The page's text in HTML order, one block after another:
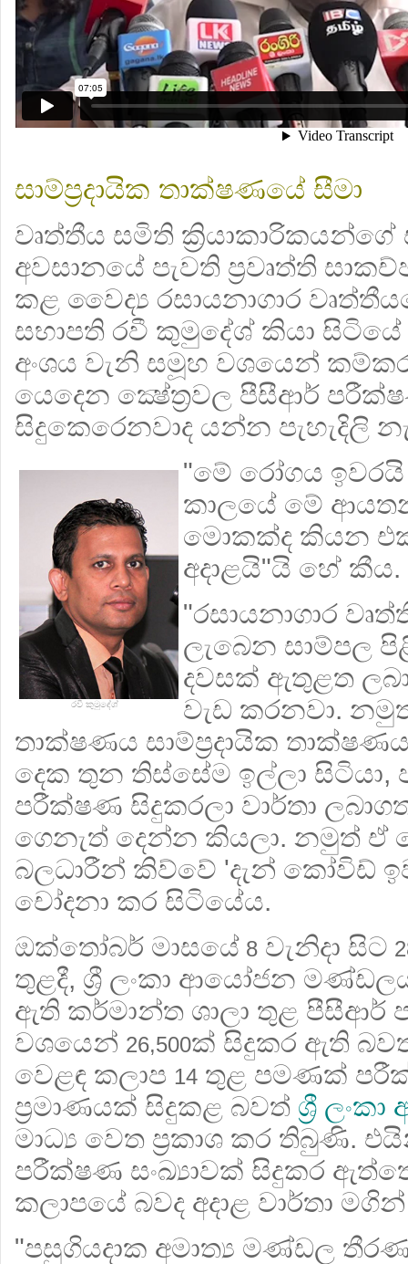
සාම්ප්‍රදායික තාක්ෂණයේ සීමා
වෘත්තීය සමිති ක්‍රියාකාරිකයන්ගේ
අවසානයේ පැවති ප්‍රවෘත්ති
කළ වෛද්‍ය රසායනාගාර
සභාපති රවී කුමුදේශ් කියා
අංශය වැනි සමූහ වශයෙන්
යෙදෙන ක්‍ෂේත්‍රවල පීසීආර්
සිදුකෙරෙනවාද යන්න පැහැදිලි
රවී කුමුදේශ්
"මේ රෝගය
කාලයේ මේ
මොකක්ද කියන එක
අදාළයි"යි හේ කීය.
"රසායනාගාර
ලැබෙන සාම්පල
දවසක් ඇතුළත
වැඩ කරනවා.
තාක්ෂණය සාම්ප්‍රදායික
දෙක තුන තිස්සේම ඉල්ලා
පරීක්ෂණ සිදුකරලා වාර්තා
ගෙනැත් දෙන්න කියලා. නමුත් ඒ
බලධාරීන් කිව්වේ 'දැන් කෝවිඩ්
චෝදනා කර සිටියේය.
ඔක්තෝබර් මාසයේ 8 වැනිදා සිට
තුළදී, ශ්‍රී ලංකා ආයෝජන
ඇති කර්මාන්ත ශාලා තුළ පීසීආර්
වශයෙන් 26,500ක් සිදුකර ඇති
වෙළඳ කලාප 14 තුළ පමණක්
ප්‍රමාණයක් සිදුකළ බවත් ශ්‍රී
මාධ්‍ය වෙත ප්‍රකාශ කර තිබුණි.
පරීක්ෂණ සංඛ්‍යාවක් සිදුකර
කලාපයේ බවද අදාළ වාර්තා
"පසුගියදාක අමාත්‍ය මණ්ඩල තීරණ